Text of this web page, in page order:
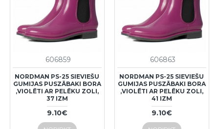
606859
NORDMAN PS-25 SIEVIEŠU
GUMIJAS PUSZĀBAKI BORA
,VIOLĒTI AR PELĒKU ZOLI,
37 IZM
9.10€
606863
NORDMAN PS-25 SIEVIEŠU
GUMIJAS PUSZĀBAKI BORA
,VIOLĒTI AR PELĒKU ZOLI,
41 IZM
9.10€